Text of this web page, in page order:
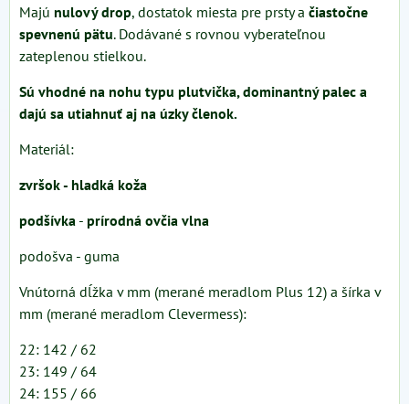
Majú nulový drop, dostatok miesta pre prsty a čiastočne
spevnenú pätu. Dodávané s rovnou vyberateľnou
zateplenou stielkou.
Sú vhodné na nohu typu plutvička, dominantný palec a
dajú sa utiahnuť aj na úzky členok.
Materiál:
zvršok - hladká koža
podšívka - prírodná ovčia vlna
podošva - guma
Vnútorná dĺžka v mm (merané meradlom Plus 12) a šírka v
mm (merané meradlom Clevermess):
22: 142 / 62
23: 149 / 64
24: 155 / 66